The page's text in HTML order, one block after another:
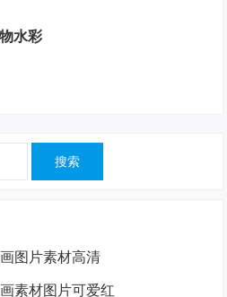
水彩
图片素材高清
素材图片可爱红